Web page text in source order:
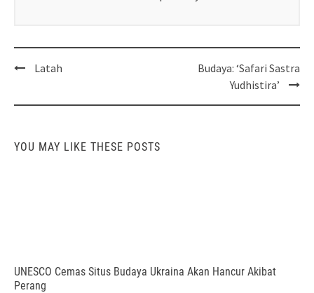
PostLatah
Budaya: ‘Safari Sastra
Yudhistira’
YOU MAY LIKE THESE POSTS
UNESCO Cemas Situs Budaya Ukraina Akan Hancur Akibat
Perang